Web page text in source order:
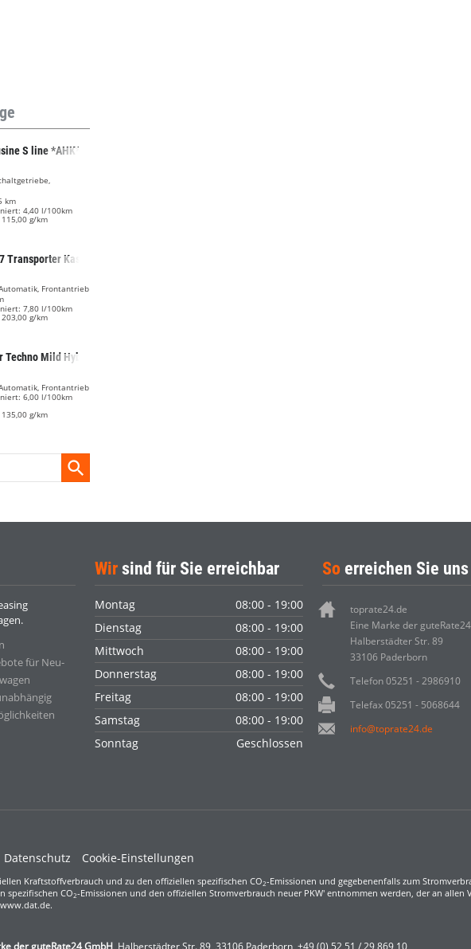
S line *AHK*BLACKSTYLE*APP CONNECT*LED*
km
4,40 l/100km
115,00 g/km
Automatik, Frontantrieb
7,80 l/100km
203,00 g/km
Techno Mild Hybrid 160 EDC Kam PDC vo/hi
Automatik, Frontantrieb
6,00 l/100km
135,00 g/km
für Neu-
Wirsind für Sie erreichbar
Montag
08:00 - 19:00
Dienstag
08:00 - 19:00
Mittwoch
08:00 - 19:00
Donnerstag
08:00 - 19:00
Freitag
08:00 - 19:00
Samstag
08:00 - 19:00
Sonntag
Geschlossen
So erreichen Sie uns
toprate24.de
Eine Marke der
Halberstädter Str. 89
33106 Paderborn
Telefon 05251 - 2986910
Telefax 05251 - 5068644
info@toprate24.de
Datenschutz Cookie-Einstellungen
Kraftstoffverbrauch und zu den offiziellen spezifischen CO2-Emissionen und gegebenenfalls zum
spezifischen CO2-Emissionen und den offiziellen Stromverbrauch neuer PKW' entnommen werden, der an
der guteRate24 GmbH Halberstädter Str. 89 33106 Paderborn, +49 (0) 52 51 / 29 869 10